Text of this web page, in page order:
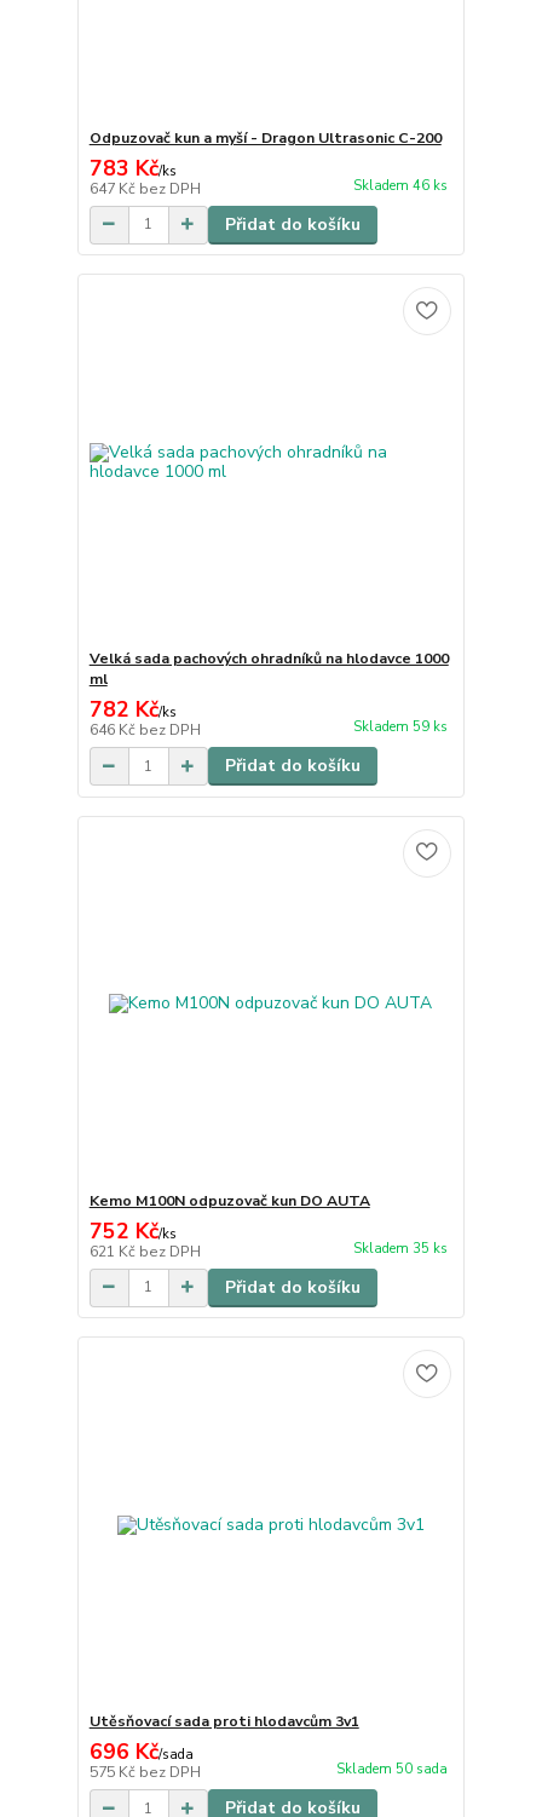
Odpuzovač kun a myší - Dragon Ultrasonic C-200
783 Kč/ks
647 Kč bez DPH Skladem 46 ks
Přidat do košíku
Velká sada pachových ohradníků na hlodavce 1000
ml
782 Kč/ks
646 Kč bez DPH Skladem 59 ks
Přidat do košíku
Kemo M100N odpuzovač kun DO AUTA
752 Kč/ks
621 Kč bez DPH Skladem 35 ks
Přidat do košíku
Utěsňovací sada proti hlodavcům 3v1
696 Kč/sada
575 Kč bez DPH Skladem 50 sada
Přidat do košíku